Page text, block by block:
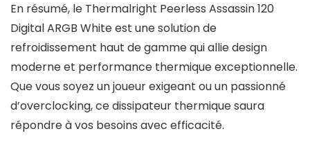
En résumé, le Thermalright Peerless Assassin 120
Digital ARGB White est une solution de
refroidissement haut de gamme qui allie design
moderne et performance thermique exceptionnelle.
Que vous soyez un joueur exigeant ou un passionné
d’overclocking, ce dissipateur thermique saura
répondre à vos besoins avec efficacité.